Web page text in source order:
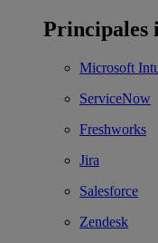
Principales
Microsoft
ServiceNow
Freshworks
Jira
Salesforce
Zendesk